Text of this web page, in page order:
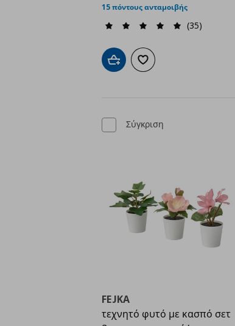
15 πόντους ανταμοιβής
(35)
Προσθήκη στο καλάθι
Προσθήκη στα αγαπημένα
Σύγκριση
FEJKA
τεχνητό φυτό με κασπό σετ